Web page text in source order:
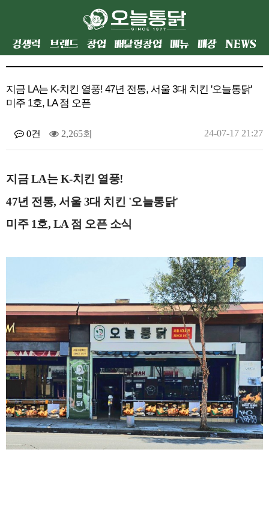
경쟁력 브랜드 창업 배달형창업 메뉴 매장 NEWS
지금 LA는 K-치킨 열풍! 47년 전통, 서울 3대 치킨 '오늘통닭'
미주 1호, LA 점 오픈
0건 2,265회 24-07-17 21:27
지금 LA는 K-치킨 열풍!
47년 전통, 서울 3대 치킨 '오늘통닭'
미주 1호, LA 점 오픈 소식